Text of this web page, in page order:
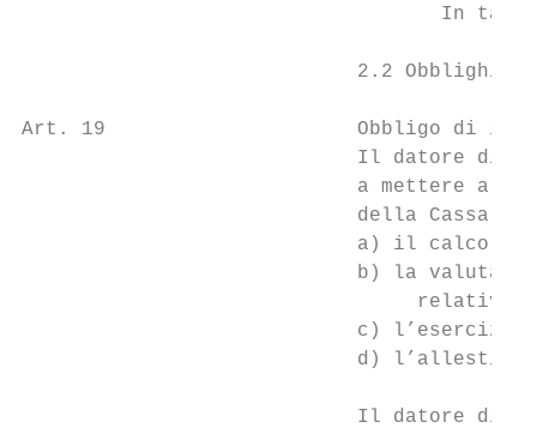
In tal
                            2.2 Obblighi
Art. 19                     Obbligo di
Il datore di
a mettere a
della Cassa
a) il calcolo
b) la
relativo
c)
d)
Il datore di